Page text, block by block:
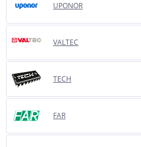
UPONOR
VALTEC
TECH
FAR